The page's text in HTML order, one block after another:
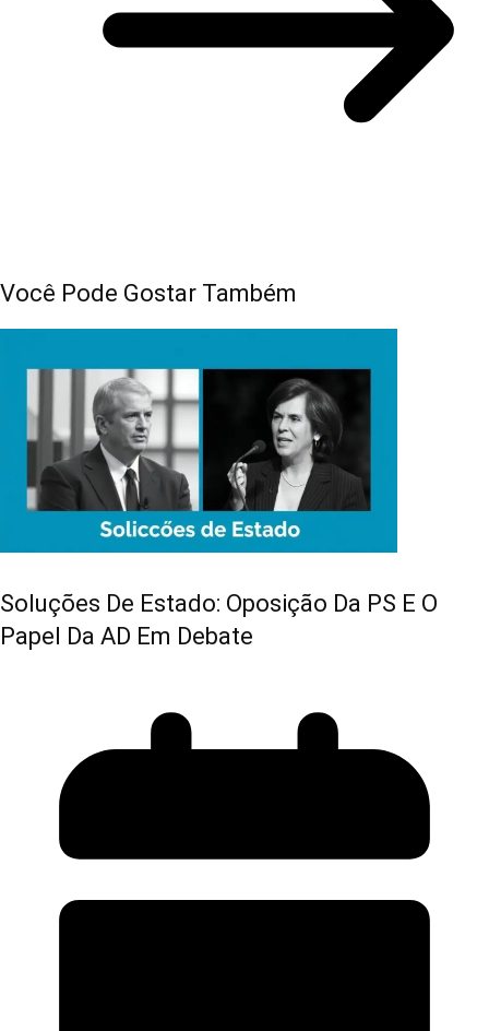
Você Pode Gostar Também
Soluções De Estado: Oposição Da PS E O
Papel Da AD Em Debate